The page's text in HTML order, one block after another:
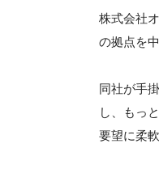
株式会社
の拠点を
同社が手
し、もっ
要望に柔